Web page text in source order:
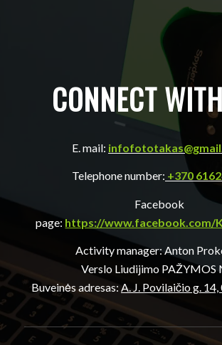
CONNECT
E. mail:
Telephone number: +370
Facebook
page:https://www.facebook.com/
Activity manager: Anton
Verslo Liudijimo PAŽYMOS
Buveinės adresas: A. J. Povilaičio g.